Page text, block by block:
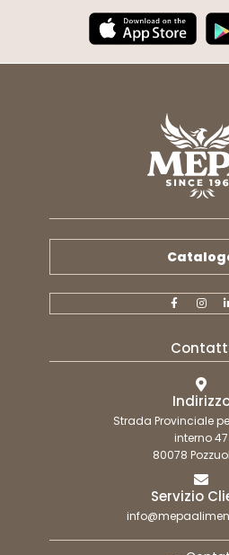
Strada Provinciale
interno 47
80078
Servizio